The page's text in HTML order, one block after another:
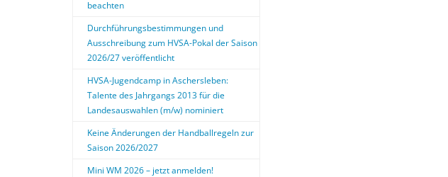
beachten
Durchführungsbestimmungen und
Ausschreibung zum HVSA-Pokal der Saison
2026/27 veröffentlicht
HVSA-Jugendcamp in Aschersleben:
Talente des Jahrgangs 2013 für die
Landesauswahlen (m/w) nominiert
Keine Änderungen der Handballregeln zur
Saison 2026/2027
Mini WM 2026 – jetzt anmelden!